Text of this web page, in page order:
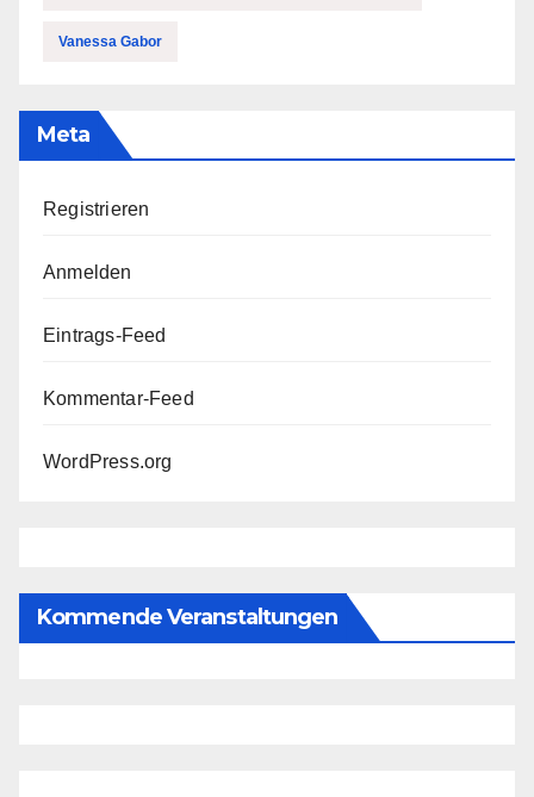
Vanessa Gabor
Meta
Registrieren
Anmelden
Eintrags-Feed
Kommentar-Feed
WordPress.org
Kommende Veranstaltungen